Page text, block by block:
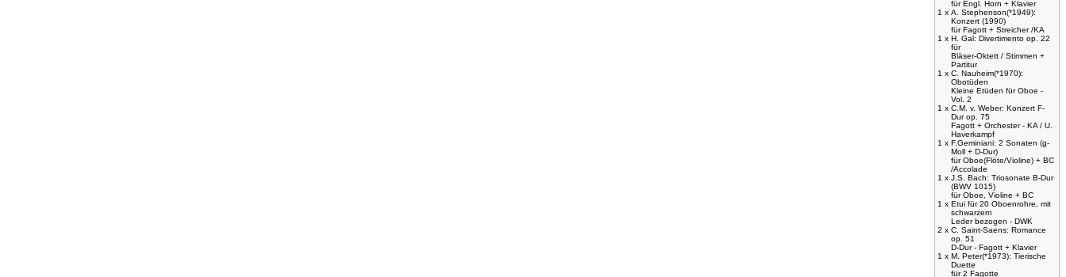
für Engl. Horn + Klavier
1 x A. Stephenson(*1949):
Konzert (1990)
für Fagott + Streicher /KA
1 x H. Gal: Divertimento op. 22
für
Bläser-Oktett / Stimmen +
Partitur
1 x C. Nauheim(*1970):
Obotüden
Kleine Etüden für Oboe -
Vol. 2
1 x C.M. v. Weber: Konzert F-
Dur op. 75
Fagott + Orchester - KA / U.
Haverkampf
1 x F.Geminiani: 2 Sonaten (g-
Moll + D-Dur)
für Oboe(Flöte/Violine) + BC
/Accolade
1 x J.S. Bach: Triosonate B-Dur
(BWV 1015)
für Oboe, Violine + BC
1 x Etui für 20 Oboenrohre, mit
schwarzem
Leder bezogen - DWK
2 x C. Saint-Saens: Romance
op. 51
D-Dur - Fagott + Klavier
1 x M. Peter(*1973): Tierische
Duette
für 2 Fagotte